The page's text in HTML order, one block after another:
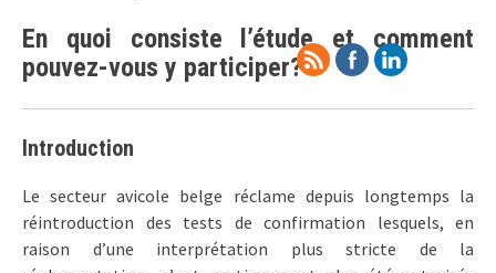
En quoi consiste l’étude et comment
pouvez-vous y participer?
Introduction
Le secteur avicole belge réclame depuis longtemps la
réintroduction des tests de confirmation lesquels, en
raison d’une interprétation plus stricte de la